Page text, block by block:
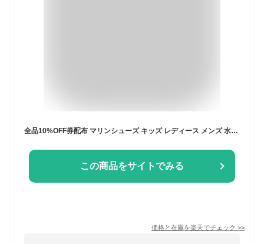
全品10%OFF券配布 マリンシューズ キッズ レディース メンズ 水陸両用 子供 ベビー ビーチシューズ ウォーターシューズ アクアシューズ フィットネスシューズ 靴 軽量 夏 キャンプ 水遊び ケガ防止 メッシュ シュノーケル ジム プール かわいい 激安 POMS-1000
この商品をサイトでみる
価格と在庫を楽天でチェック >>